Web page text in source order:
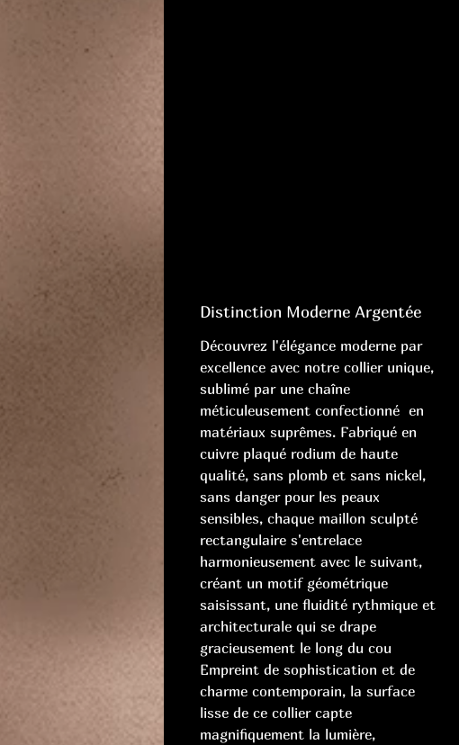
Distinction Moderne Argentée
Découvrez l'élégance moderne par
excellence avec notre collier unique,
sublimé par une chaîne
méticuleusement confectionné en
matériaux suprêmes. Fabriqué en
cuivre plaqué rodium de haute
qualité, sans plomb et sans nickel,
sans danger pour les peaux
sensibles, chaque maillon sculpté
rectangulaire s'entrelace
harmonieusement avec le suivant,
créant un motif géométrique
saisissant, une fluidité rythmique et
architecturale qui se drape
gracieusement le long du cou
Empreint de sophistication et de
charme contemporain, la surface
lisse de ce collier capte
magnifiquement la lumière,